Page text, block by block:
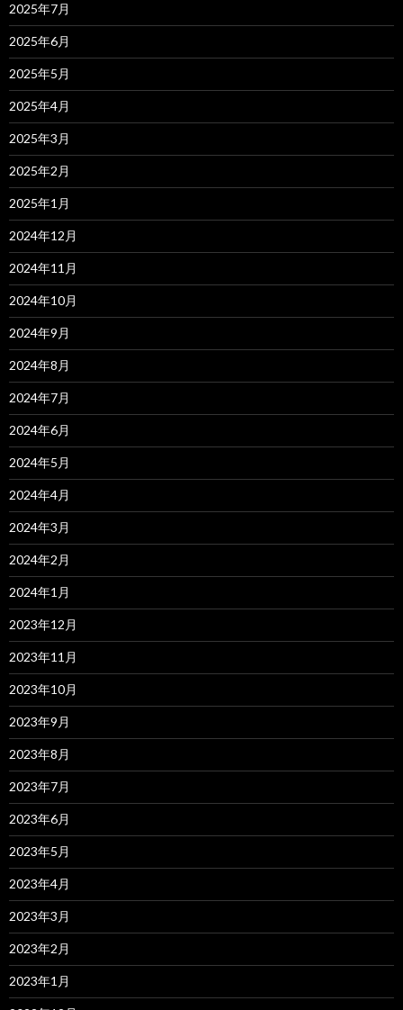
2025年7月
2025年6月
2025年5月
2025年4月
2025年3月
2025年2月
2025年1月
2024年12月
2024年11月
2024年10月
2024年9月
2024年8月
2024年7月
2024年6月
2024年5月
2024年4月
2024年3月
2024年2月
2024年1月
2023年12月
2023年11月
2023年10月
2023年9月
2023年8月
2023年7月
2023年6月
2023年5月
2023年4月
2023年3月
2023年2月
2023年1月